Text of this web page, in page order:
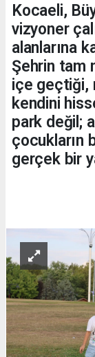
Kocaeli,
vizyoner
alanlarına
Şehrin tam
içe geçtiği,
kendini
park değil;
çocukların
gerçek bir